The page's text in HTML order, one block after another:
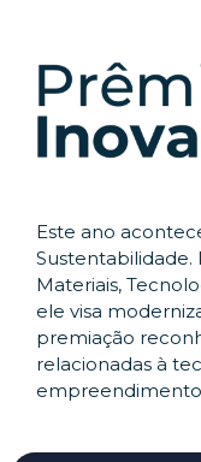
Este ano
Sustentabilidade.
Materiais,
ele visa
premiação
relacionadas à